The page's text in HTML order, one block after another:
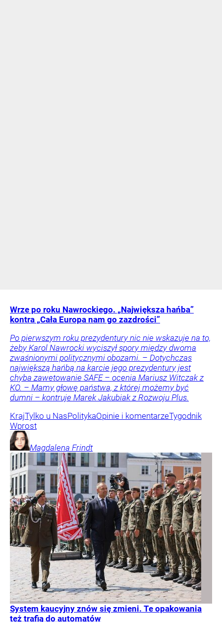
Wrze po roku Nawrockiego. „Największa hańba”
kontra „Cała Europa nam go zazdrości”
Po pierwszym roku prezydentury nic nie wskazuje na to,
żeby Karol Nawrocki wyciszył spory między dwoma
zwaśnionymi politycznymi obozami. – Dotychczas
największą hańbą na karcie jego prezydentury jest
chyba zawetowanie SAFE – ocenia Mariusz Witczak z
KO. – Mamy głowę państwa, z której możemy być
dumni – kontruje Marek Jakubiak z Rozwoju Plus.
KrajTylko u NasPolitykaOpinie i komentarzeTygodnik
Wprost
Magdalena Frindt
System kaucyjny znów się zmieni. Te opakowania
też trafią do automatów